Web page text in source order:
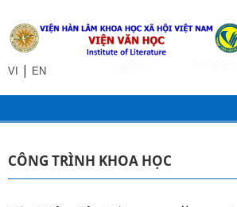
VI | EN
CÔNG TRÌNH KHOA HỌC